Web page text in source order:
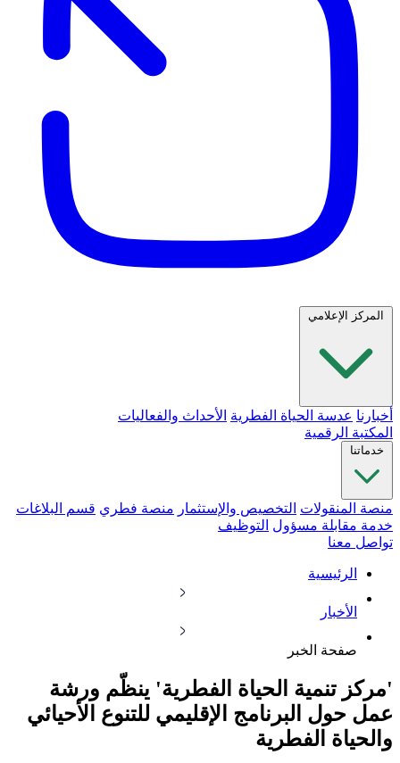
المركز الإعلامي
أخبارنا عدسة الحياة الفطرية الأحداث والفعاليات
المكتبة الرقمية
خدماتنا
منصة المنقولات التخصيص والإستثمار منصة فطري قسم البلاغات
خدمة مقابلة مسؤول التوظيف
تواصل معنا
الرئيسية
الأخبار
صفحة الخبر
'مركز تنمية الحياة الفطرية' ينظّم ورشة
عمل حول البرنامج الإقليمي للتنوع الأحيائي
والحياة الفطرية